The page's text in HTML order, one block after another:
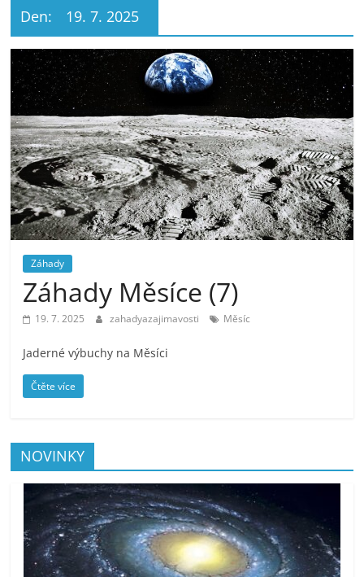
Den: 19. 7. 2025
Záhady
Záhady Měsíce (7)
19. 7. 2025 zahadyazajimavosti Měsíc
Jaderné výbuchy na Měsíci
Čtěte více
NOVINKY